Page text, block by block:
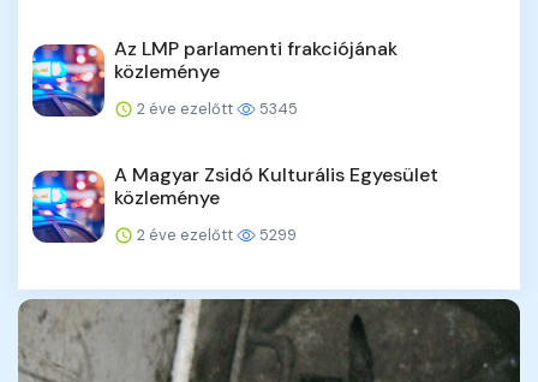
Az LMP parlamenti frakciójának
közleménye
2 éve ezelőtt 5345
A Magyar Zsidó Kulturális Egyesület
közleménye
2 éve ezelőtt 5299